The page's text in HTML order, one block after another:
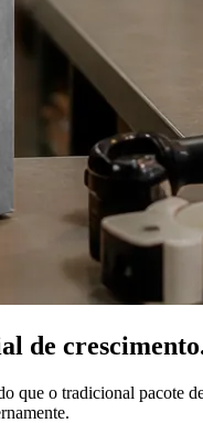
de
que o tradicional pacote